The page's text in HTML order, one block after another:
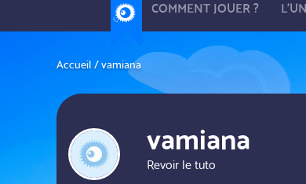
principale
COMMENT JOUER ?
Accueil vamiana
vamiana
Revoir le tuto